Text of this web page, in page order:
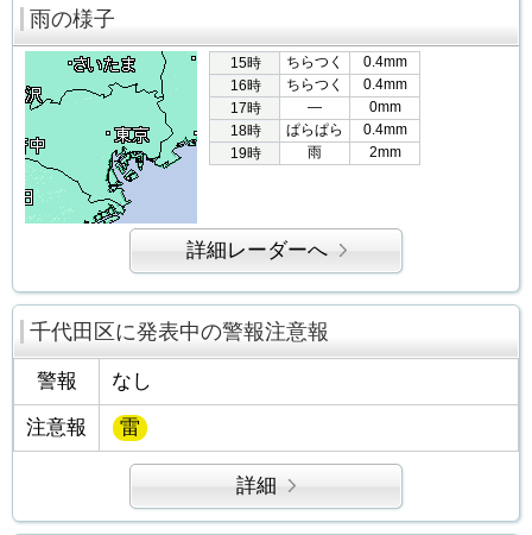
雨の様子
15時 ちらつく
0.4mm
16時
ちらつく
0.4mm
17時
―
0mm
18時
ぱらぱら
0.4mm
19時
雨 2mm
詳細レーダーへ
千代田区に発表中の警報注意報
警報 なし
注意報 雷
詳細